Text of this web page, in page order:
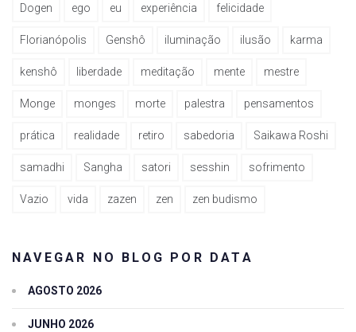
Dogen ego eu experiência felicidade
Florianópolis Genshô iluminação ilusão karma
kenshô liberdade meditação mente mestre
Monge monges morte palestra pensamentos
prática realidade retiro sabedoria Saikawa Roshi
samadhi Sangha satori sesshin sofrimento
Vazio vida zazen zen zen budismo
NAVEGAR NO BLOG POR DATA
AGOSTO 2026
JUNHO 2026